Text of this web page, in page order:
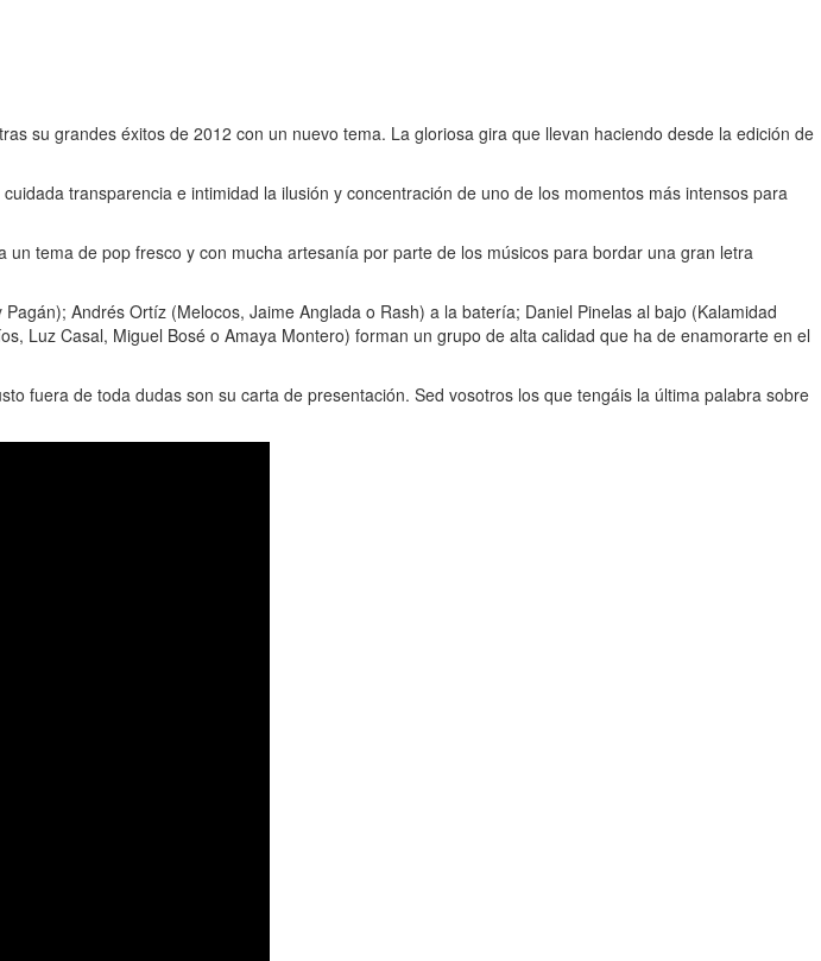
su grandes éxitos de 2012 con un nuevo tema. La gloriosa gira que llevan haciendo desde la edición de
transparencia e intimidad la ilusión y concentración de uno de los momentos más intensos para
un tema de pop fresco y con mucha artesanía por parte de los músicos para bordar una gran letra
Andrés Ortíz (Melocos, Jaime Anglada o Rash) a la batería; Daniel Pinelas al bajo (Kalamidad
Luz Casal, Miguel Bosé o Amaya Montero) forman un grupo de alta calidad que ha de enamorarte en el
fuera de toda dudas son su carta de presentación. Sed vosotros los que tengáis la última palabra sobre